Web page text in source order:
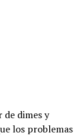
de dimes y
los problemas